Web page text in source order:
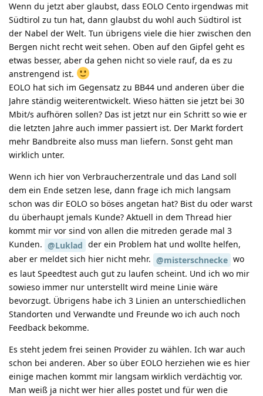
Wenn du jetzt aber glaubst, dass EOLO Cento irgendwas mit
Südtirol zu tun hat, dann glaubst du wohl auch Südtirol ist
der Nabel der Welt. Tun übrigens viele die hier zwischen den
Bergen nicht recht weit sehen. Oben auf den Gipfel geht es
etwas besser, aber da gehen nicht so viele rauf, da es zu
anstrengend ist.
EOLO hat sich im Gegensatz zu BB44 und anderen über die
Jahre ständig weiterentwickelt. Wieso hätten sie jetzt bei 30
Mbit/s aufhören sollen? Das ist jetzt nur ein Schritt so wie er
die letzten Jahre auch immer passiert ist. Der Markt fordert
mehr Bandbreite also muss man liefern. Sonst geht man
wirklich unter.
Wenn ich hier von Verbraucherzentrale und das Land soll
dem ein Ende setzen lese, dann frage ich mich langsam
schon was dir EOLO so böses angetan hat? Bist du oder warst
du überhaupt jemals Kunde? Aktuell in dem Thread hier
kommt mir vor sind von allen die mitreden gerade mal 3
Kunden. @Luklad der ein Problem hat und wollte helfen,
aber er meldet sich hier nicht mehr. @misterschnecke wo
es laut Speedtest auch gut zu laufen scheint. Und ich wo mir
sowieso immer nur unterstellt wird meine Linie wäre
bevorzugt. Übrigens habe ich 3 Linien an unterschiedlichen
Standorten und Verwandte und Freunde wo ich auch noch
Feedback bekomme.
Es steht jedem frei seinen Provider zu wählen. Ich war auch
schon bei anderen. Aber so über EOLO herziehen wie es hier
einige machen kommt mir langsam wirklich verdächtig vor.
Man weiß ja nicht wer hier alles postet und für wen die